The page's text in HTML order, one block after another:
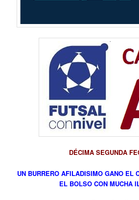
DÉCIMA SEGUNDA
UN BURRERO AFILADISIMO GANO EL
EL BOLSO CON MUCHA